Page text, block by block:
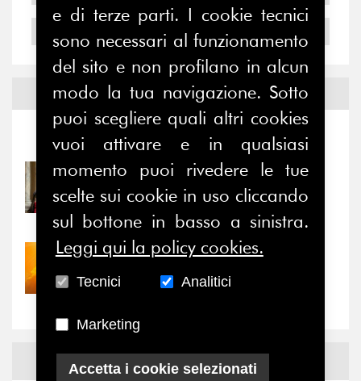
2004
Notizie edEventi
Eventi
31/07/2026
Prima della pausa estiva,
il valore di...
30/07/2026
Nove anni dopo la
“grande cecità”: la...
NewsFacebook
e di terze parti. I cookie tecnici
sono necessari al funzionamento
del sito e non profilano in alcun
modo la tua navigazione. Sotto
puoi scegliere quali altri cookies
vuoi attivare e in qualsiasi
momento puoi rivedere le tue
scelte sui cookie in uso cliccando
sul bottone in basso a sinistra.
Leggi qui la policy cookies.
Tecnici Analitici
Marketing
Accetta i cookie selezionati